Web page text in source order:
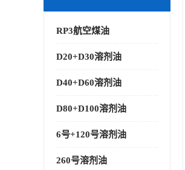
RP3航空煤油
D20+D30溶剂油
D40+D60溶剂油
D80+D100溶剂油
6号+120号溶剂油
260号溶剂油